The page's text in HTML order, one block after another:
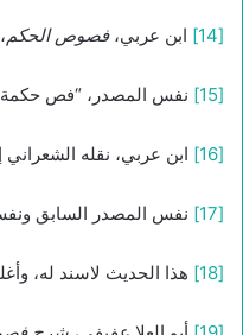
[14] ابن عربي،فصوص الحكم
[15] نفس المصدر، “فص حكمة
[16] ابن عربي، نقله
[17] نفس المصدر السابق
[18] هذا الحديث لاسند له،